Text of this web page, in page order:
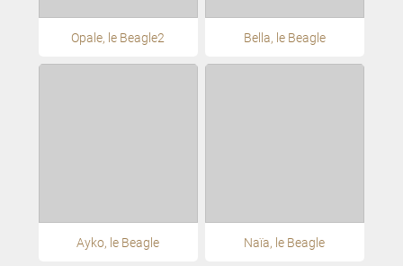
Opale, le Beagle2 Bella, le Beagle
Ayko, le Beagle Naïa, le Beagle